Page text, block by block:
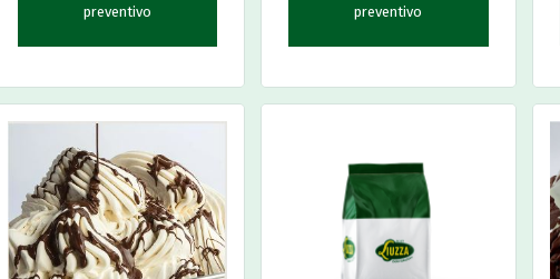
preventivo
preventivo